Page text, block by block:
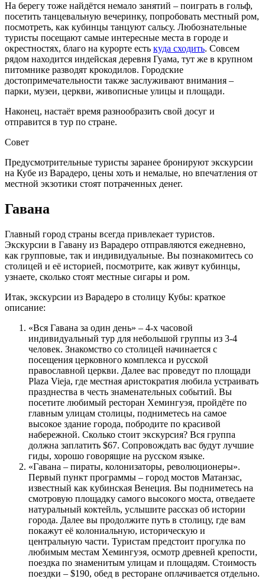
На берегу тоже найдётся немало занятий – поиграть в гольф,
посетить танцевальную вечеринку, попробовать местный ром,
посмотреть, как кубинцы танцуют сальсу. Любознательные
туристы посещают самые интересные места в городе и
окрестностях, благо на курорте есть куда сходить. Совсем
рядом находится индейская деревня Гуама, тут же в крупном
питомнике разводят крокодилов. Городские
достопримечательности также заслуживают внимания –
парки, музеи, церкви, живописные улицы и площади.
Наконец, настаёт время разнообразить свой досуг и
отправится в тур по стране.
Совет
Предусмотрительные туристы заранее бронируют экскурсии
на Кубе из Варадеро, цены хоть и немалые, но впечатления от
местной экзотики стоят потраченных денег.
Гавана
Главный город страны всегда привлекает туристов.
Экскурсии в Гавану из Варадеро отправляются ежедневно,
как групповые, так и индивидуальные. Вы познакомитесь со
столицей и её историей, посмотрите, как живут кубинцы,
узнаете, сколько стоят местные сигары и ром.
Итак, экскурсии из Варадеро в столицу Кубы: краткое
описание:
«Вся Гавана за один день» – 4-х часовой
индивидуальный тур для небольшой группы из 3-4
человек. Знакомство со столицей начинается с
посещения церковного комплекса и русской
православной церкви. Далее вас проведут по площади
Plaza Vieja, где местная аристократия любила устраивать
празднества в честь знаменательных событий. Вы
посетите любимый ресторан Хемингуэя, пройдёте по
главным улицам столицы, подниметесь на самое
высокое здание города, побродите по красивой
набережной. Сколько стоит экскурсия? Вся группа
должна заплатить $67. Сопровождать вас будут лучшие
гиды, хорошо говорящие на русском языке.
«Гавана – пираты, колонизаторы, революционеры».
Первый пункт программы – город мостов Матанзас,
известный как кубинская Венеция. Вы подниметесь на
смотровую площадку самого высокого моста, отведаете
натуральный коктейль, услышите рассказ об истории
города. Далее вы продолжите путь в столицу, где вам
покажут её колониальную, историческую и
центральную части. Туристам предстоит прогулка по
любимым местам Хемингуэя, осмотр древней крепости,
поездка по знаменитым улицам и площадям. Стоимость
поездки – $190, обед в ресторане оплачивается отдельно.